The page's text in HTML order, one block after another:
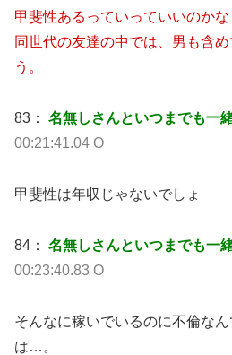
甲斐性あるっていっていいのかな
同世代の友達の中では、男も含
う。
83： 名無しさんといつまでも一
00:21:41.04 O
甲斐性は年収じゃないでしょ
84： 名無しさんといつまでも一
00:23:40.83 O
そんなに稼いでいるのに不倫な
は…。